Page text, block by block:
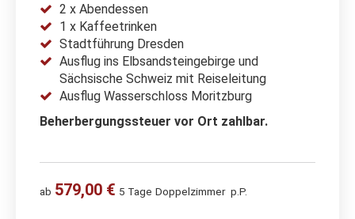
2 x Abendessen
1 x Kaffeetrinken
Stadtführung Dresden
Ausflug ins Elbsandsteingebirge und
Sächsische Schweiz mit Reiseleitung
Ausflug Wasserschloss Moritzburg
Beherbergungssteuer vor Ort zahlbar.
ab 579,00 € 5 Tage Doppelzimmer p.P.